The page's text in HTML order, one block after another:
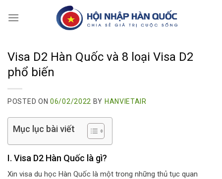
Visa D2 Hàn Quốc và 8 loại Visa D2
phổ biến
POSTED ON 06/02/2022 BY HANVIETAIR
Mục lục bài viết
I. Visa D2 Hàn Quốc là gì?
Xin visa du học Hàn Quốc là một trong những thủ tục quan